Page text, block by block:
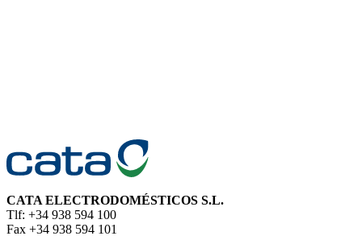
CATA ELECTRODOMÉSTICOS S.L.
Tlf: +34 938 594 100
Fax +34 938 594 101